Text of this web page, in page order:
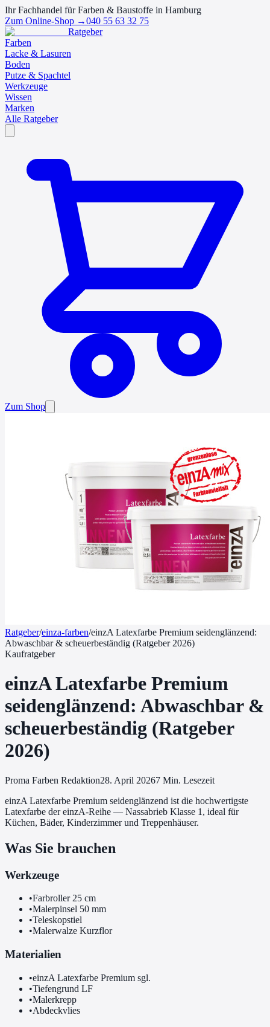
Ihr Fachhandel für Farben & Baustoffe in Hamburg
Zum Online-Shop →040 55 63 32 75
Ratgeber
Farben
Lacke & Lasuren
Boden
Putze & Spachtel
Werkzeuge
Wissen
Marken
Alle Ratgeber
Zum Shop
Ratgeber/einza-farben/einzA Latexfarbe Premium seidenglänzend:
Abwaschbar & scheuerbeständig (Ratgeber 2026)
Kaufratgeber
einzA Latexfarbe Premium
seidenglänzend: Abwaschbar &
scheuerbeständig (Ratgeber
2026)
Proma Farben Redaktion28. April 20267 Min. Lesezeit
einzA Latexfarbe Premium seidenglänzend ist die hochwertigste
Latexfarbe der einzA-Reihe — Nassabrieb Klasse 1, ideal für
Küchen, Bäder, Kinderzimmer und Treppenhäuser.
Was Sie brauchen
Werkzeuge
•Farbroller 25 cm
•Malerpinsel 50 mm
•Teleskopstiel
•Malerwalze Kurzflor
Materialien
•einzA Latexfarbe Premium sgl.
•Tiefengrund LF
•Malerkrepp
•Abdeckvlies